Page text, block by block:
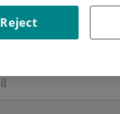
Reject